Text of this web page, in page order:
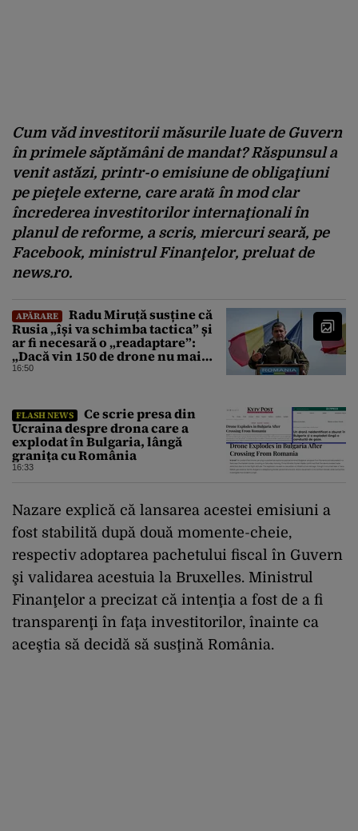
Cum văd investitorii măsurile luate de Guvern
în primele săptămâni de mandat? Răspunsul a
venit astăzi, printr-o emisiune de obligaţiuni
pe pieţele externe, care aratǎ în mod clar
încrederea investitorilor internaţionali în
planul de reforme, a scris, miercuri seară, pe
Facebook, ministrul Finanţelor, preluat de
news.ro.
APĂRARE
Radu Miruță susține că
Rusia „își va schimba tactica” și
ar fi necesară o „readaptare”:
„Dacă vin 150 de drone nu mai
suntem pe timp de pace”
16:50
FLASH NEWS
Ce scrie presa din
Ucraina despre drona care a
explodat în Bulgaria, lângă
granița cu România
16:33
Nazare explică că lansarea acestei emisiuni a
fost stabilită după două momente-cheie,
respectiv adoptarea pachetului fiscal în Guvern
şi validarea acestuia la Bruxelles. Ministrul
Finanţelor a precizat că intenţia a fost de a fi
transparenţi în faţa investitorilor, înainte ca
aceştia să decidă să susţină România.